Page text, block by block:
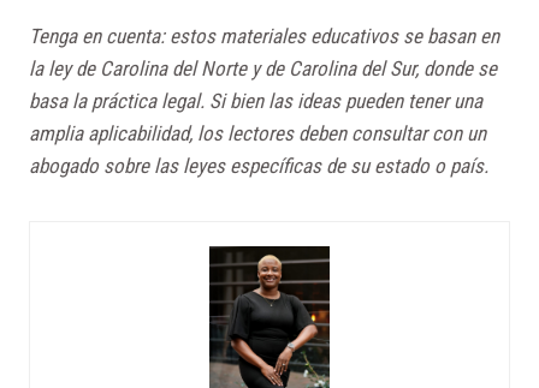
Tenga en cuenta: estos materiales educativos se basan en
la ley de Carolina del Norte y de Carolina del Sur, donde se
basa la práctica legal. Si bien las ideas pueden tener una
amplia aplicabilidad, los lectores deben consultar con un
abogado sobre las leyes específicas de su estado o país.